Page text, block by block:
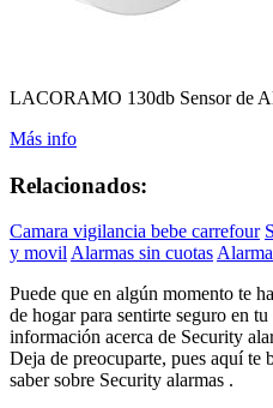
LACORAMO 130db Sensor de
Más info
Relacionados:
Camara vigilancia bebe carrefour
y movil Alarmas sin cuotas
Puede que en algún momento te
de hogar para sentirte seguro en
información acerca de Security
Deja de preocuparte, pues aquí te
saber sobre Security alarmas .